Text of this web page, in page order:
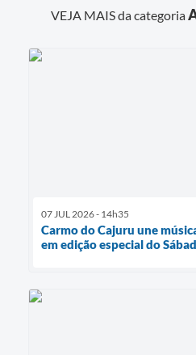
VEJA MAIS da categoria
07 JUL 2026 - 14h35
Carmo do Cajuru une
em edição especial do